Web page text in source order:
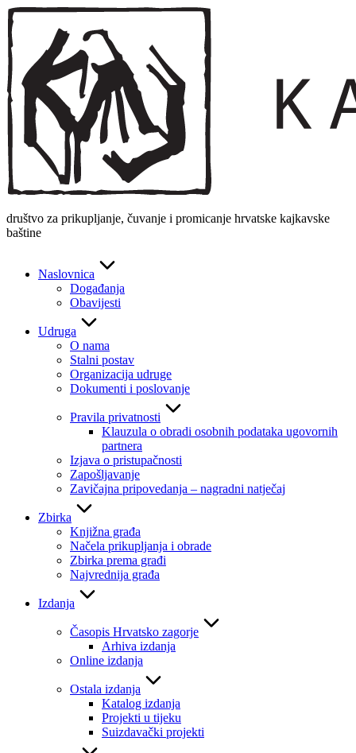
Skip
to
content
društvo za prikupljanje, čuvanje i promicanje hrvatske kajkavske
baštine
Naslovnica
Događanja
Obavijesti
Udruga
O nama
Stalni postav
Organizacija udruge
Dokumenti i poslovanje
Pravila privatnosti
Klauzula o obradi osobnih podataka ugovornih
partnera
Izjava o pristupačnosti
Zapošljavanje
Zavičajna pripovedanja – nagradni natječaj
Zbirka
Knjižna građa
Načela prikupljanja i obrade
Zbirka prema građi
Najvrednija građa
Izdanja
Časopis Hrvatsko zagorje
Arhiva izdanja
Online izdanja
Ostala izdanja
Katalog izdanja
Projekti u tijeku
Suizdavački projekti